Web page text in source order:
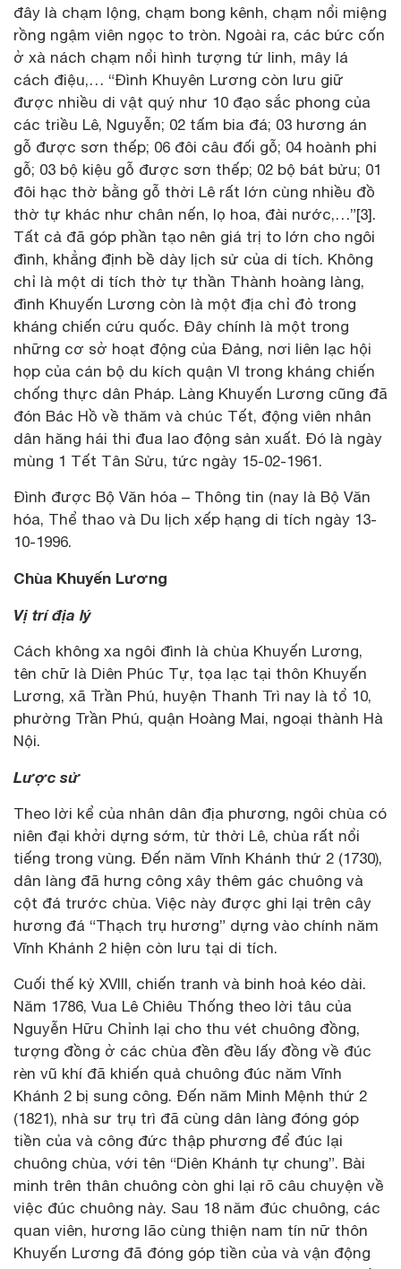
đây là chạm lộng, chạm bong kênh, chạm nổi miệng
rồng ngậm viên ngọc to tròn. Ngoài ra, các bức cốn
ở xà nách chạm nổi hình tượng tứ linh, mây lá
cách điệu,… “Đình Khuyên Lương còn lưu giữ
được nhiều di vật quý như 10 đạo sắc phong của
các triều Lê, Nguyễn; 02 tấm bia đá; 03 hương án
gỗ được sơn thếp; 06 đôi câu đối gỗ; 04 hoành phi
gỗ; 03 bộ kiệu gỗ được sơn thếp; 02 bộ bát bửu; 01
đôi hạc thờ bằng gỗ thời Lê rất lớn cùng nhiều đồ
thờ tự khác như chân nến, lọ hoa, đài nước,…”[3].
Tất cả đã góp phần tạo nên giá trị to lớn cho ngôi
đình, khẳng định bề dày lịch sử của di tích. Không
chỉ là một di tích thờ tự thần Thành hoàng làng,
đình Khuyến Lương còn là một địa chỉ đỏ trong
kháng chiến cứu quốc. Đây chính là một trong
những cơ sở hoạt động của Đảng, nơi liên lạc hội
họp của cán bộ du kích quận VI trong kháng chiến
chống thực dân Pháp. Làng Khuyến Lương cũng đã
đón Bác Hồ về thăm và chúc Tết, động viên nhân
dân hăng hái thi đua lao động sản xuất. Đó là ngày
mùng 1 Tết Tân Sửu, tức ngày 15-02-1961.
Đình được Bộ Văn hóa – Thông tin (nay là Bộ Văn
hóa, Thể thao và Du lịch xếp hạng di tích ngày 13-
10-1996.
Chùa Khuyến Lương
Vị trí địa lý
Cách không xa ngôi đình là chùa Khuyến Lương,
tên chữ là Diên Phúc Tự, tọa lạc tại thôn Khuyến
Lương, xã Trần Phú, huyện Thanh Trì nay là tổ 10,
phường Trần Phú, quận Hoàng Mai, ngoại thành Hà
Nội.
Lược sử
Theo lời kể của nhân dân địa phương, ngôi chùa có
niên đại khởi dựng sớm, từ thời Lê, chùa rất nổi
tiếng trong vùng. Đến năm Vĩnh Khánh thứ 2 (1730),
dân làng đã hưng công xây thêm gác chuông và
cột đá trước chùa. Việc này được ghi lại trên cây
hương đá “Thạch trụ hương” dựng vào chính năm
Vĩnh Khánh 2 hiện còn lưu tại di tích.
Cuối thế kỷ XVIII, chiến tranh và binh hoả kéo dài.
Năm 1786, Vua Lê Chiêu Thống theo lời tâu của
Nguyễn Hữu Chỉnh lại cho thu vét chuông đồng,
tượng đồng ở các chùa đền đều lấy đồng về đúc
rèn vũ khí đã khiến quả chuông đúc năm Vĩnh
Khánh 2 bị sung công. Đến năm Minh Mệnh thứ 2
(1821), nhà sư trụ trì đã cùng dân làng đóng góp
tiền của và công đức thập phương để đúc lại
chuông chùa, với tên “Diên Khánh tự chung”. Bài
minh trên thân chuông còn ghi lại rõ câu chuyện về
việc đúc chuông này. Sau 18 năm đúc chuông, các
quan viên, hương lão cùng thiện nam tín nữ thôn
Khuyến Lương đã đóng góp tiền của và vận động